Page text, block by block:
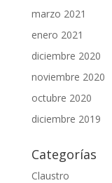
marzo 2021
enero 2021
diciembre 2020
noviembre 2020
octubre 2020
diciembre 2019
Categorías
Claustro